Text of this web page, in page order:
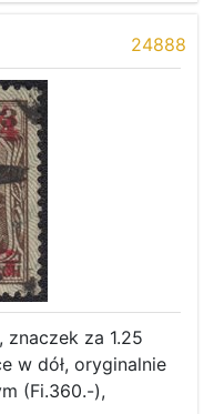
24888
za 1.25
w dół, oryginalnie
(Fi.360.-),